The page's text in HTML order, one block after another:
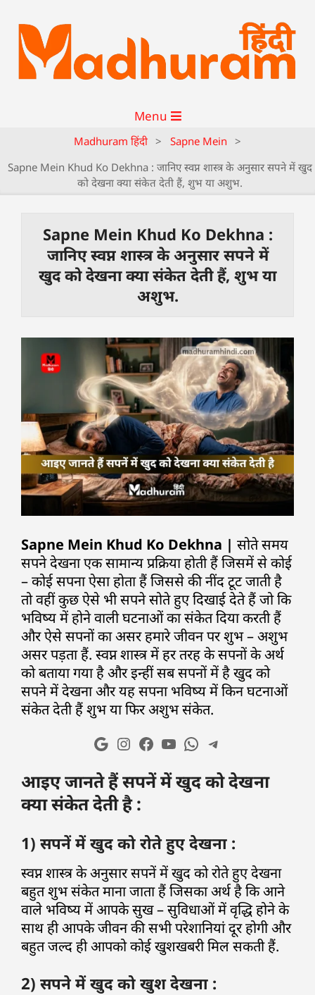
Menu
Madhuram हिंदी > Sapne Mein >
Sapne Mein Khud Ko Dekhna : जानिए स्वप्न शास्त्र के अनुसार सपने में खुद
को देखना क्या संकेत देती हैं, शुभ या अशुभ.
Sapne Mein Khud Ko Dekhna :
जानिए स्वप्न शास्त्र के अनुसार सपने में
खुद को देखना क्या संकेत देती हैं, शुभ या
अशुभ.
Sapne Mein Khud Ko Dekhna | सोते समय
सपने देखना एक सामान्य प्रक्रिया होती हैं जिसमें से कोई
– कोई सपना ऐसा होता हैं जिससे की नींद टूट जाती है
तो वहीं कुछ ऐसे भी सपने सोते हुए दिखाई देते हैं जो कि
भविष्य में होने वाली घटनाओं का संकेत दिया करती हैं
और ऐसे सपनों का असर हमारे जीवन पर शुभ – अशुभ
असर पड़ता हैं. स्वप्न शास्त्र में हर तरह के सपनों के अर्थ
को बताया गया है और इन्हीं सब सपनों में है खुद को
सपने में देखना और यह सपना भविष्य में किन घटनाओं
संकेत देती हैं शुभ या फिर अशुभ संकेत.
आइए जानते हैं सपनें में खुद को देखना
क्या संकेत देती है :
1) सपनें में खुद को रोते हुए देखना :
स्वप्न शास्त्र के अनुसार सपनें में खुद को रोते हुए देखना
बहुत शुभ संकेत माना जाता हैं जिसका अर्थ है कि आने
वाले भविष्य में आपके सुख – सुविधाओं में वृद्धि होने के
साथ ही आपके जीवन की सभी परेशानियां दूर होगी और
बहुत जल्द ही आपको कोई खुशखबरी मिल सकती हैं.
2) सपने में खुद को खुश देखना :